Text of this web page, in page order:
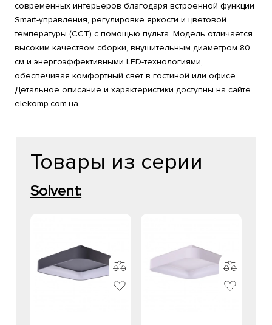
современных интерьеров благодаря встроенной функции
Smart-управления, регулировке яркости и цветовой
температуры (CCT) с помощью пульта. Модель отличается
высоким качеством сборки, внушительным диаметром 80
см и энергоэффективными LED-технологиями,
обеспечивая комфортный свет в гостиной или офисе.
Детальное описание и характеристики доступны на сайте
elekomp.com.ua
Товары из серии
Solvent: